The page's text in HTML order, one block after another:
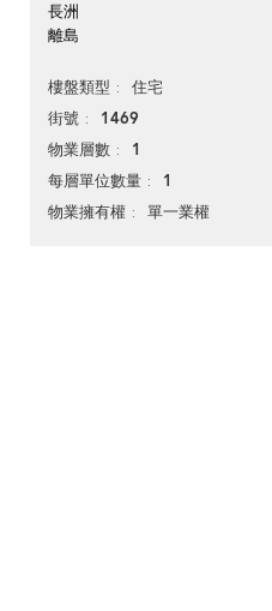
長洲
離島
樓盤類型 住宅
街號 1469
物業層數 1
每層單位數量 1
物業擁有權 單一業權